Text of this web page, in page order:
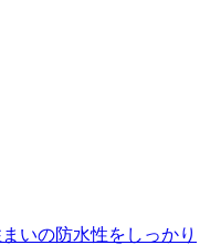
いの防水性をしっかり